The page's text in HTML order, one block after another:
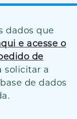
dados que
e acesse o
de
solicitar a
de dados